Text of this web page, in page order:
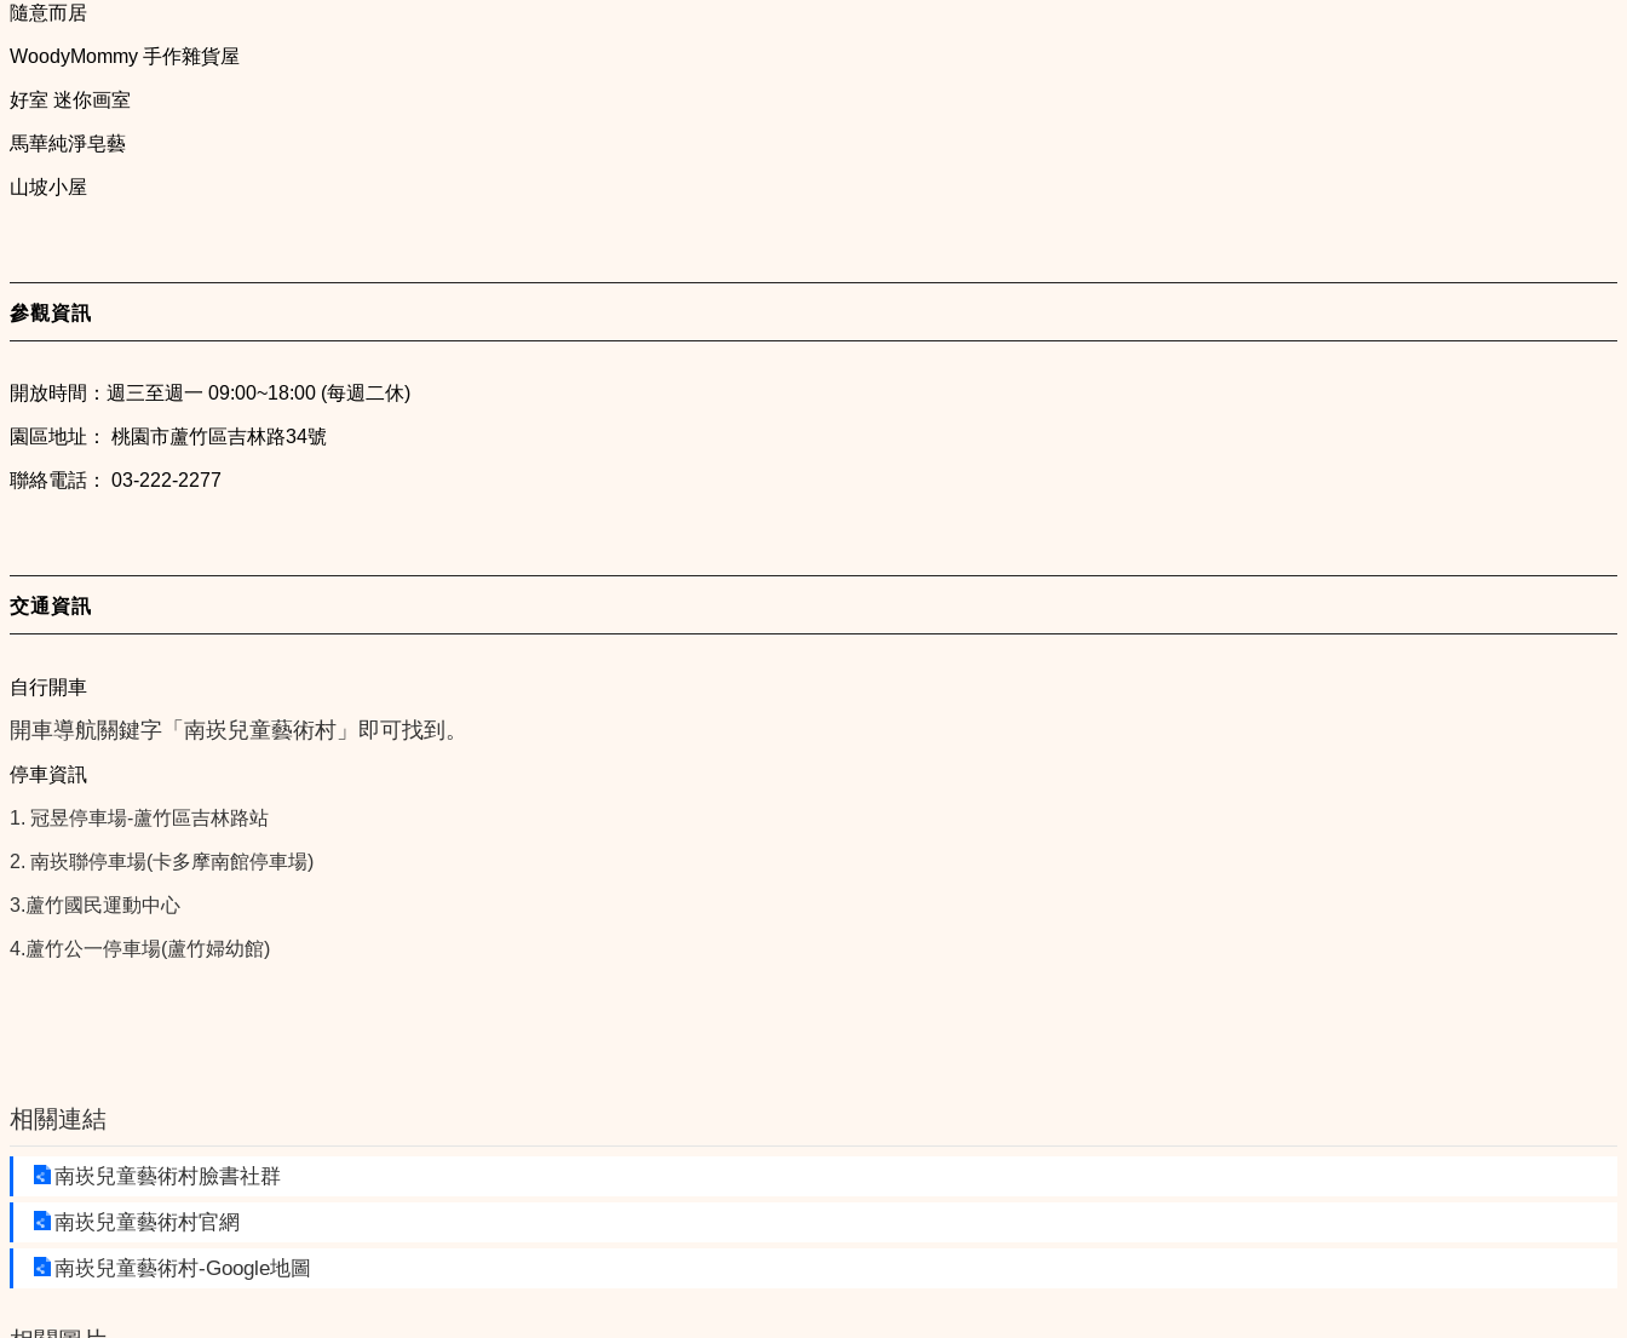
隨意而居
WoodyMommy 手作雜貨屋
好室 迷你画室
馬華純淨皂藝
山坡小屋
參觀資訊
開放時間：週三至週一 09:00~18:00 (每週二休)
園區地址： 桃園市蘆竹區吉林路34號
聯絡電話： 03-222-2277
交通資訊
自行開車
開車導航關鍵字「南崁兒童藝術村」即可找到。
停車資訊
1. 冠昱停車場-蘆竹區吉林路站
2. 南崁聯停車場(卡多摩南館停車場)
3.蘆竹國民運動中心
4.蘆竹公一停車場(蘆竹婦幼館)
相關連結
南崁兒童藝術村臉書社群
南崁兒童藝術村官網
南崁兒童藝術村-Google地圖